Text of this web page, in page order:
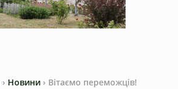
› Новини › Вітаємо переможців!